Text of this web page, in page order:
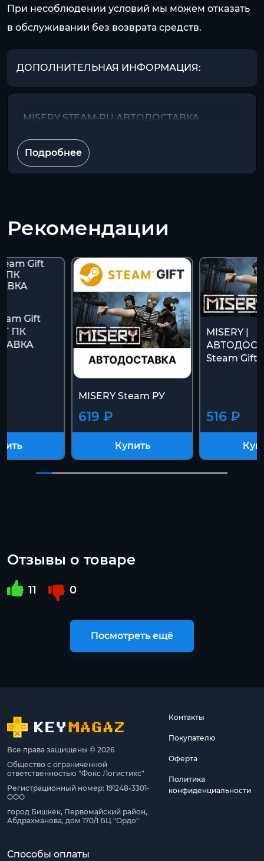
При несоблюдении условий мы можем отказать
в обслуживании без возврата средств.
ДОПОЛНИТЕЛЬНАЯ ИНФОРМАЦИЯ:
MISERY STEAM•RU АВТОДОСТАВКА
Подробнее
Рекомендации
Gift
ПК
MISERY Steam РУ
619 ₽
Купить
MISERY |
Steam Gift]
516 ₽
Отзывы о товаре
11 0
Посмотреть ещё
Все права защищены © 2026
Общество с ограниченной
ответственностью "Фокс Логистикс"
Регистрационный номер: 191248-3301-
ООО
город Бишкек, Первомайский район,
Абдрахманова, дом 170/1 БЦ "Ордо"
Контакты
Покупателю
Оферта
Политика
конфиденциальности
Способы оплаты